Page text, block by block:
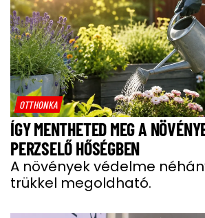
OTTHONKA
ÍGY MENTHETED MEG A
PERZSELŐ HŐSÉGBEN
A növények védelme
trükkel megoldható.